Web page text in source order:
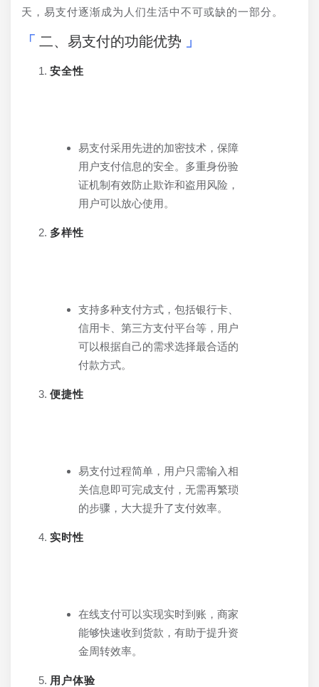
天，易支付逐渐成为人们生活中不可或缺的一部分。
二、易支付的功能优势
安全性
易支付采用先进的加密技术，保障
用户支付信息的安全。多重身份验
证机制有效防止欺诈和盗用风险，
用户可以放心使用。
多样性
支持多种支付方式，包括银行卡、
信用卡、第三方支付平台等，用户
可以根据自己的需求选择最合适的
付款方式。
便捷性
易支付过程简单，用户只需输入相
关信息即可完成支付，无需再繁琐
的步骤，大大提升了支付效率。
实时性
在线支付可以实现实时到账，商家
能够快速收到货款，有助于提升资
金周转效率。
用户体验